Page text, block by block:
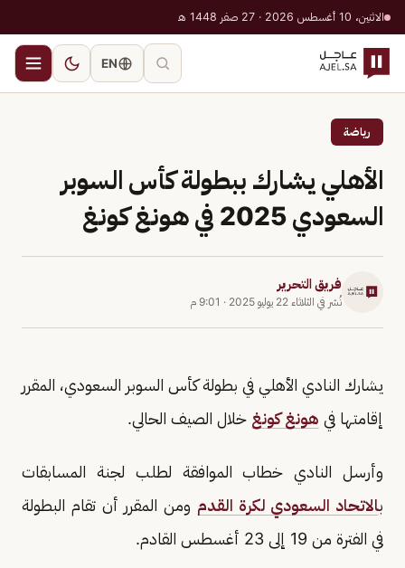
الاثنين، 10 أغسطس 2026 · 27 صفر 1448 هـ
EN
رياضة
الأهلي يشارك ببطولة كأس السوبر
السعودي 2025 في هونغ كونغ
فريق التحرير
نُشر في الثلاثاء 22 يوليو 2025 · 9:01 م
يشارك النادي الأهلي في بطولة كأس السوبر السعودي، المقرر
إقامتها في هونغ كونغ خلال الصيف الحالي.
وأرسل النادي خطاب الموافقة لطلب لجنة المسابقات
بالاتحاد السعودي لكرة القدم ومن المقرر أن تقام البطولة
في الفترة من 19 إلى 23 أغسطس القادم.